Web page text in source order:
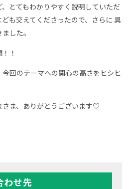
とてもわかりやすく説明していただ
も交えてくださったので、さらに 具
した。
！
回のテーマへの関心の高さをヒシヒ
ま、ありがとうございます♡
わせ先